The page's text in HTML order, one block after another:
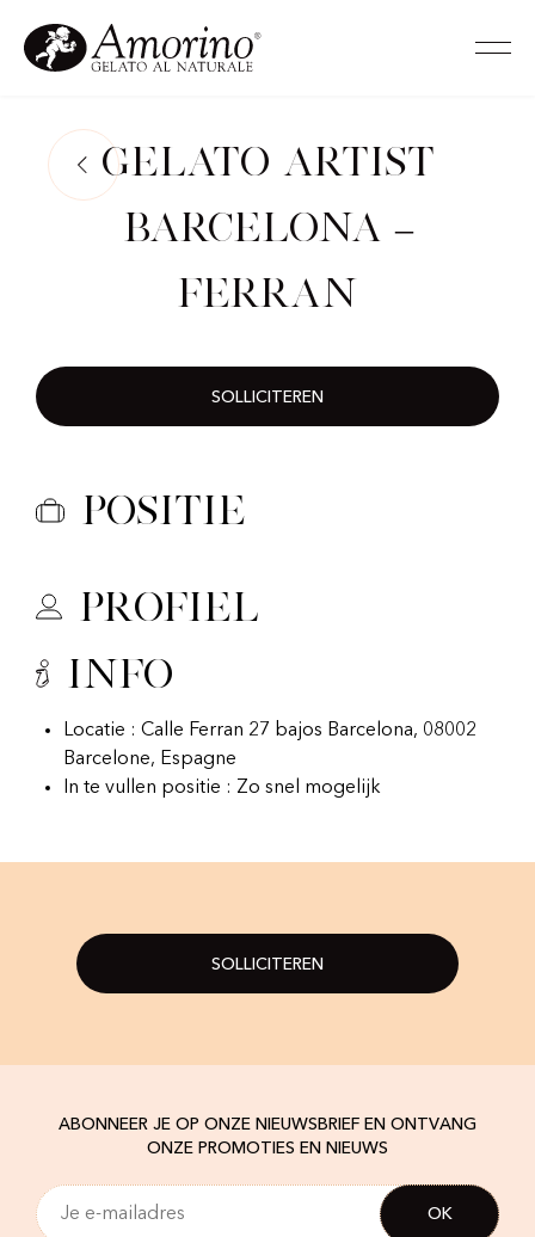
Gelato Artist
Barcelona –
Ferran
SOLLICITEREN
Positie
Profiel
Info
Locatie : Calle Ferran 27 bajos Barcelona, 08002
Barcelone, Espagne
In te vullen positie : Zo snel mogelijk
SOLLICITEREN
ABONNEER JE OP ONZE NIEUWSBRIEF EN ONTVANG
ONZE PROMOTIES EN NIEUWS